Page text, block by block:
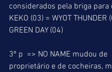
considerados pela briga para
KEKO (03) = WYOT THUNDER
GREEN DAY (04)
3º p  => NO NAME mudou de
proprietário e de cocheiras,